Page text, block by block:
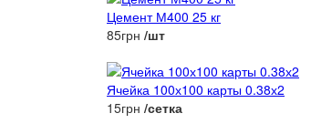
Цемент М400 25 кг
85грн /шт
Ячейка 100х100 карты 0.38х2
15грн /сетка